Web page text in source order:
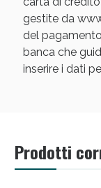
gestite da
del
banca che
inserire i dati
Prodotti